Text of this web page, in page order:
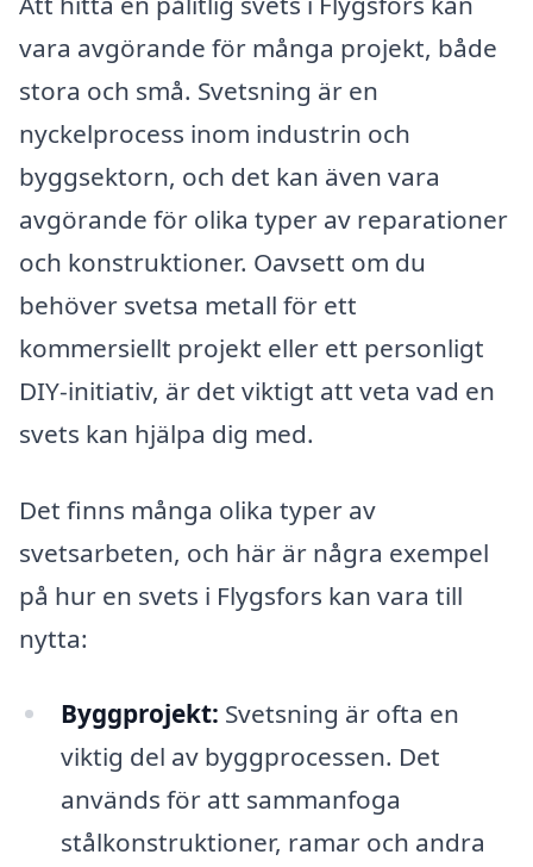
vara avgörande för många projekt, både
stora och små. Svetsning är en
nyckelprocess inom industrin och
byggsektorn, och det kan även vara
avgörande för olika typer av reparationer
och konstruktioner. Oavsett om du
behöver svetsa metall för ett
kommersiellt projekt eller ett personligt
DIY-initiativ, är det viktigt att veta vad en
svets kan hjälpa dig med.
Det finns många olika typer av
svetsarbeten, och här är några exempel
på hur en svets i Flygsfors kan vara till
nytta:
Byggprojekt: Svetsning är ofta en
viktig del av byggprocessen. Det
används för att sammanfoga
stålkonstruktioner, ramar och andra